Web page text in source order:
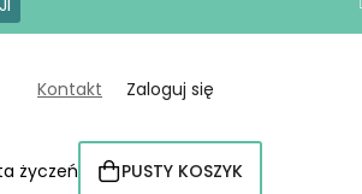
Kontakt Zaloguj się
życzeń KOSZYK
PUSTY KOSZYK